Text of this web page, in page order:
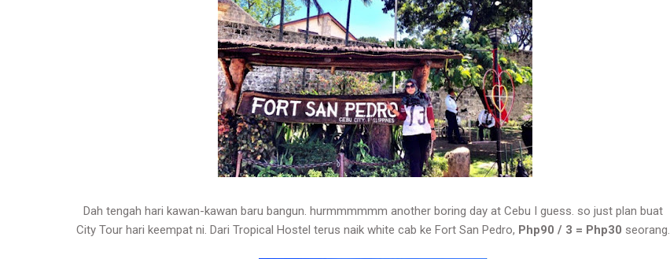
Dah tengah hari kawan-kawan baru bangun. hurmmmmmm another boring day at Cebu I guess. so just plan buat
City Tour hari keempat ni. Dari Tropical Hostel terus naik white cab ke Fort San Pedro, Php90 / 3 = Php30 seorang.